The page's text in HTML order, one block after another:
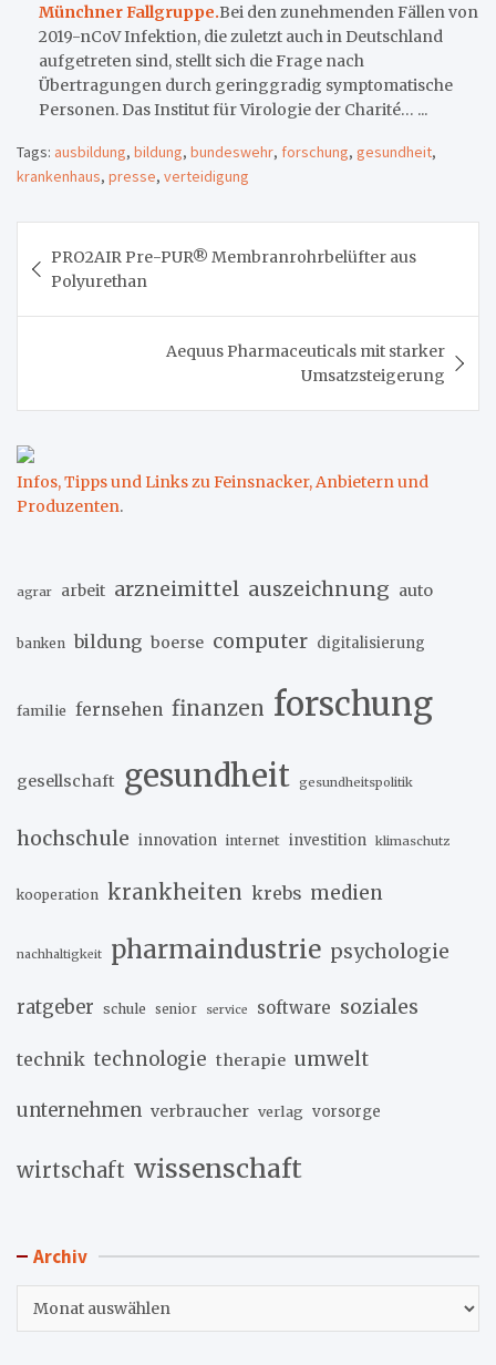
Münchner Fallgruppe.Bei den zunehmenden Fällen von
2019-nCoV Infektion, die zuletzt auch in Deutschland
aufgetreten sind, stellt sich die Frage nach
Übertragungen durch geringgradig symptomatische
Personen. Das Institut für Virologie der Charité… ...
Tags: ausbildung, bildung, bundeswehr, forschung, gesundheit,
krankenhaus, presse, verteidigung
PRO2AIR Pre-PUR® Membranrohrbelüfter aus
Polyurethan
Aequus Pharmaceuticals mit starker
Umsatzsteigerung
Infos, Tipps und Links zu Feinsnacker, Anbietern und
Produzenten.
agrar arbeit arzneimittel auszeichnung auto
banken bildung boerse computer digitalisierung
familie fernsehen finanzen forschung
gesellschaft gesundheit gesundheitspolitik
hochschule innovation internet investition klimaschutz
kooperation krankheiten krebs medien
nachhaltigkeit pharmaindustrie psychologie
ratgeber schule senior service software soziales
technik technologie therapie umwelt
unternehmen verbraucher verlag vorsorge
wirtschaft wissenschaft
Archiv